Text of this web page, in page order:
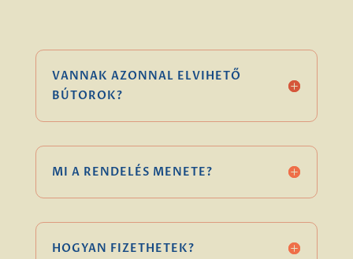
VANNAK AZONNAL ELVIHETŐ
BÚTOROK?
MI A RENDELÉS MENETE?
HOGYAN FIZETHETEK?